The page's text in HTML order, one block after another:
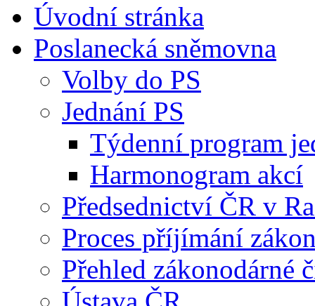
Úvodní stránka
Poslanecká sněmovna
Volby do PS
Jednání PS
Týdenní program
Harmonogram akcí
Předsednictví ČR v
Proces příjímání
Přehled zákonodárné